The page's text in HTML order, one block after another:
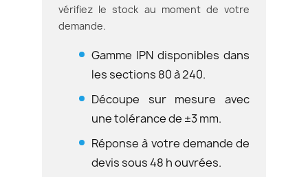
vérifiez le stock au moment de votre
demande.
Gamme IPN disponibles dans
les sections 80 à 240.
Découpe sur mesure avec
une tolérance de ±3 mm.
Réponse à votre demande de
devis sous 48 h ouvrées.